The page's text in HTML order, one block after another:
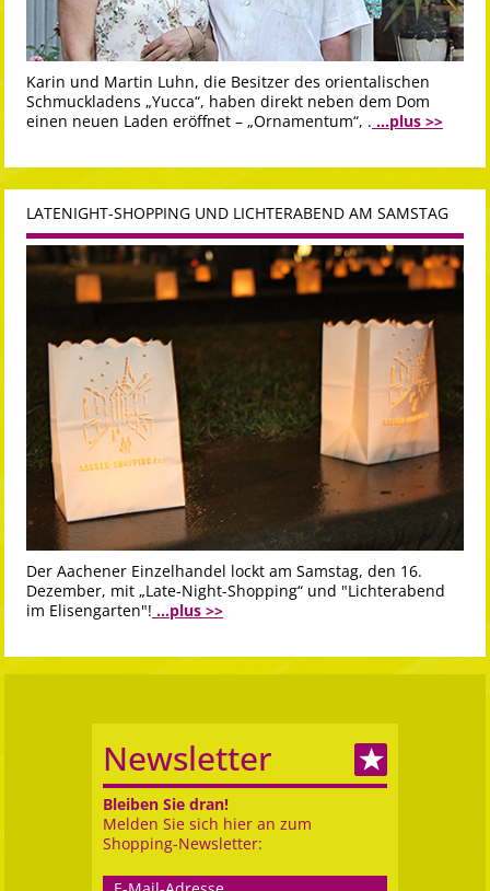
Karin und Martin Luhn, die Besitzer des orientalischen
Schmuckladens „Yucca“, haben direkt neben dem Dom
einen neuen Laden eröffnet – „Ornamentum“, . ...plus >>
LATENIGHT-SHOPPING UND LICHTERABEND AM SAMSTAG
Der Aachener Einzelhandel lockt am Samstag, den 16.
Dezember, mit „Late-Night-Shopping“ und "Lichterabend
im Elisengarten"! ...plus >>
Newsletter
Bleiben Sie dran!
Melden Sie sich hier an zum
Shopping-Newsletter: